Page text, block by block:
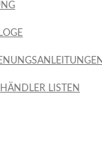
LISTEN